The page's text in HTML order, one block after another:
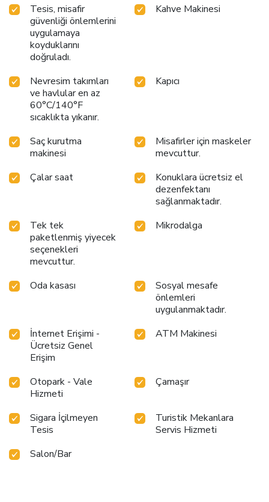
Tesis, misafir
güvenliği önlemlerini
uygulamaya
koyduklarını
doğruladı.
Kahve Makinesi
Nevresim takımları
ve havlular en az
60°C/140°F
sıcaklıkta yıkanır.
Kapıcı
Saç kurutma
makinesi
Misafirler için maskeler
mevcuttur.
Çalar saat
Konuklara ücretsiz el
dezenfektanı
sağlanmaktadır.
Tek tek
paketlenmiş yiyecek
seçenekleri
mevcuttur.
Mikrodalga
Oda kasası
Sosyal mesafe
önlemleri
uygulanmaktadır.
İnternet Erişimi -
Ücretsiz Genel
Erişim
ATM Makinesi
Otopark - Vale
Hizmeti
Çamaşır
Sigara İçilmeyen
Tesis
Turistik Mekanlara
Servis Hizmeti
Salon/Bar